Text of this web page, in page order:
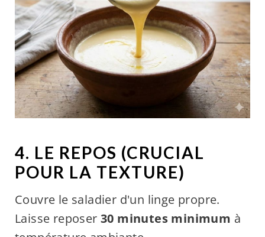
4. LE REPOS (CRUCIAL
POUR LA TEXTURE)
Couvre le saladier d'un linge propre.
Laisse reposer 30 minutes minimum à